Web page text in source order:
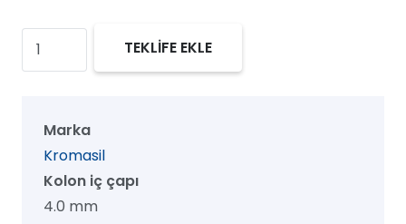
Kromasil
100
Kolon,
TEKLİFE EKLE
Marka
Kromasil
Kolon iç çapı
4.0 mm